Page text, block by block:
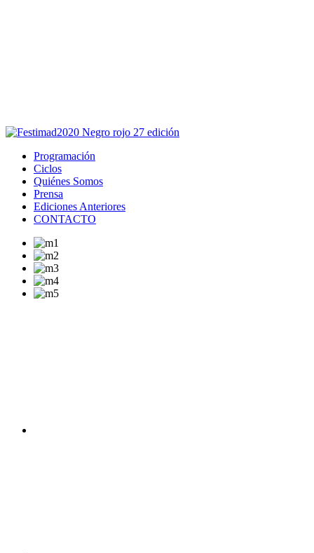
Programación
Ciclos
Quiénes Somos
Prensa
Ediciones Anteriores
CONTACTO